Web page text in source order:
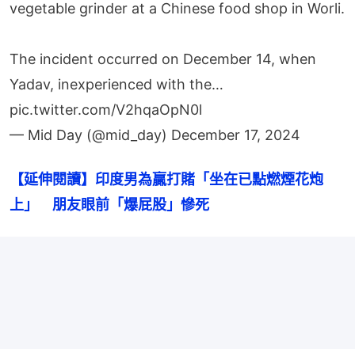
vegetable grinder at a Chinese food shop in Worli.
The incident occurred on December 14, when
Yadav, inexperienced with the…
pic.twitter.com/V2hqaOpN0l
— Mid Day (@mid_day) December 17, 2024
【延伸閱讀】印度男為贏打賭「坐在已點燃煙花炮
上」　朋友眼前「爆屁股」慘死